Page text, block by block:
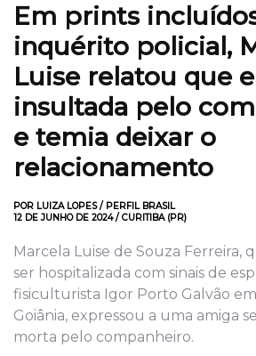
Em prints
inquérito policial,
Luise relatou que
insultada pelo
e temia deixar o
relacionamento
POR LUIZA LOPES / PERFIL BRASIL
12 DE JUNHO DE 2024 / CURITIBA (PR)
Marcela Luise de Souza Ferreira,
ser hospitalizada com sinais de
fisiculturista Igor Porto Galvão
Goiânia, expressou a uma amiga
morta pelo companheiro.